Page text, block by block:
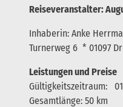
Reiseveranstalter:
Inhaberin: Anke
Turnerweg 6 * 01097
Leistungen und Preise
Gültigkeitszeitraum:
Gesamtlänge: 50 km